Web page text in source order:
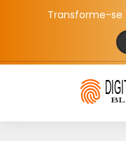
Transforme-se